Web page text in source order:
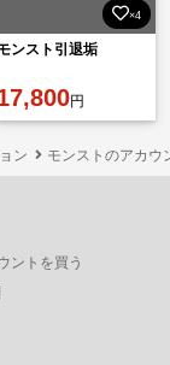
×4
ンスト引退垢
円
ン モンストのアカウ
ントを買う